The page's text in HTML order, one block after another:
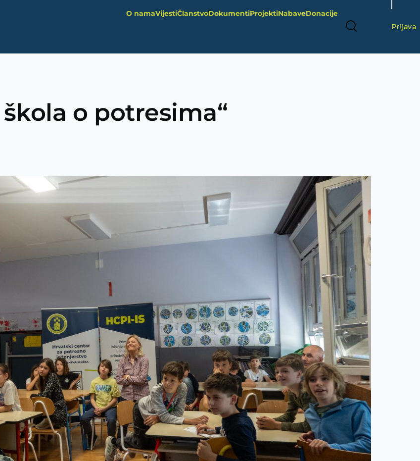
Main
O namaVijestiČlanstvoDokumentiProjektiNabaveDonacije
menu
Prijava
o potresima“